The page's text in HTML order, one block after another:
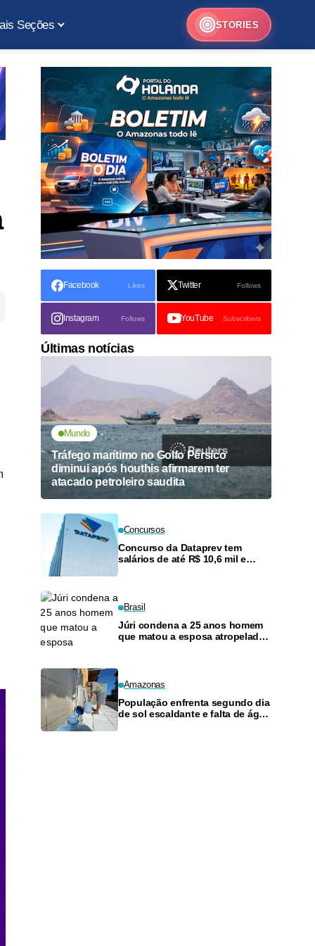
Seções STORIES
Facebook Likes Twitter Follows
Instagram Follows YouTube Subscribers
Últimas notícias
Mundo
Tráfego marítimo no Golfo Pérsico
diminui após houthis afirmarem ter
atacado petroleiro saudita
Concursos
Concurso da Dataprev tem
salários de até R$ 10,6 mil e
Brasil
Júri condena a 25 anos homem
que matou a esposa atropelada
Amazonas
População enfrenta segundo dia
de sol escaldante e falta de água